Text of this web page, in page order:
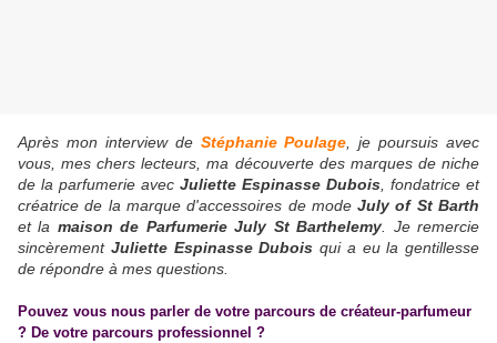
Après mon interview de Stéphanie Poulage , je poursuis avec
vous, mes chers lecteurs, ma découverte des marques de niche
de la parfumerie avec Juliette Espinasse Dubois , fondatrice et
créatrice de la marque d'accessoires de modeJuly of St Barth
et la maison de Parfumerie July St Barthelemy . Je remercie
sincèrement Juliette Espinasse Dubois qui a eu la gentillesse
de répondre à mes questions.
Pouvez vous nous parler de votre parcours de créateur-parfumeur
? De votre parcours professionnel ?